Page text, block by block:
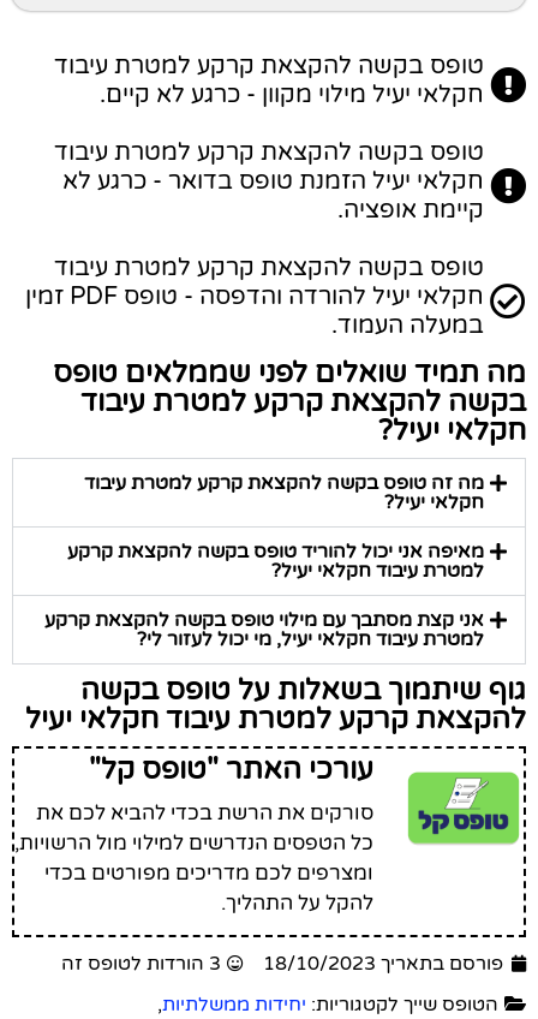
טופס בקשה להקצאת קרקע למטרת עיבוד
חקלאי יעיל מילוי מקוון - כרגע לא קיים.
טופס בקשה להקצאת קרקע למטרת עיבוד
חקלאי יעיל הזמנת טופס בדואר - כרגע לא
קיימת אופציה.
טופס בקשה להקצאת קרקע למטרת עיבוד
חקלאי יעיל להורדה והדפסה - טופס PDF זמין
במעלה העמוד.
מה תמיד שואלים לפני שממלאים טופס
בקשה להקצאת קרקע למטרת עיבוד
חקלאי יעיל?
מה זה טופס בקשה להקצאת קרקע למטרת עיבוד
חקלאי יעיל?
מאיפה אני יכול להוריד טופס בקשה להקצאת קרקע
למטרת עיבוד חקלאי יעיל?
אני קצת מסתבך עם מילוי טופס בקשה להקצאת קרקע
למטרת עיבוד חקלאי יעיל, מי יכול לעזור לי?
גוף שיתמוך בשאלות על טופס בקשה
להקצאת קרקע למטרת עיבוד חקלאי יעיל
עורכי האתר "טופס קל"
סורקים את הרשת בכדי להביא לכם את
כל הטפסים הנדרשים למילוי מול הרשויות,
ומצרפים לכם מדריכים מפורטים בכדי
להקל על התהליך.
פורסם בתאריך 18/10/2023
3 הורדות לטופס זה
הטופס שייך לקטגוריות: יחידות ממשלתיות,